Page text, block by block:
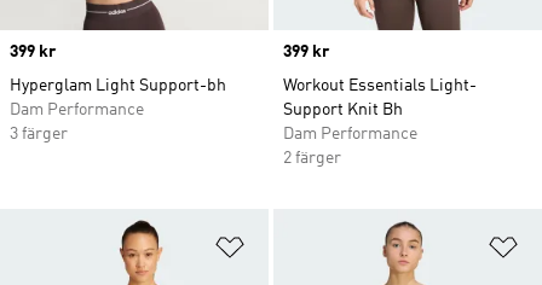
Price
399 kr
Hyperglam Light Support-bh
Dam Performance
3 färger
Price
399 kr
Workout Essentials Light-
Support Knit Bh
Dam Performance
2 färger
Lägg till på önskelistan